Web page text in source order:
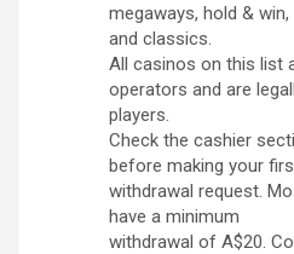
megaways, hold &
and classics.
All casinos on this list
operators and are
players.
Check the cashier
before making your
withdrawal request.
have a minimum
withdrawal of A$20.